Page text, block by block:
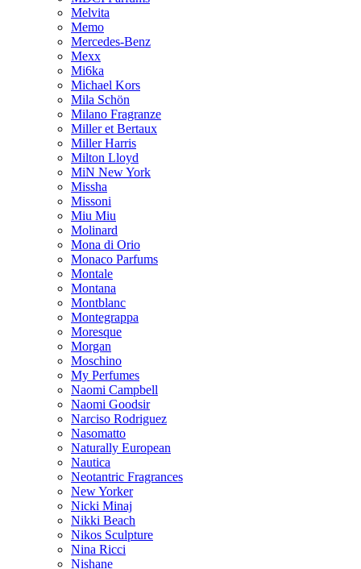
Melvita
Memo
Mercedes-Benz
Mexx
Mi6ka
Michael Kors
Mila Schön
Milano Fragranze
Miller et Bertaux
Miller Harris
Milton Lloyd
MiN New York
Missha
Missoni
Miu Miu
Molinard
Mona di Orio
Monaco Parfums
Montale
Montana
Montblanc
Montegrappa
Moresque
Morgan
Moschino
My Perfumes
Naomi Campbell
Naomi Goodsir
Narciso Rodriguez
Nasomatto
Naturally European
Nautica
Neotantric Fragrances
New Yorker
Nicki Minaj
Nikki Beach
Nikos Sculpture
Nina Ricci
Nishane